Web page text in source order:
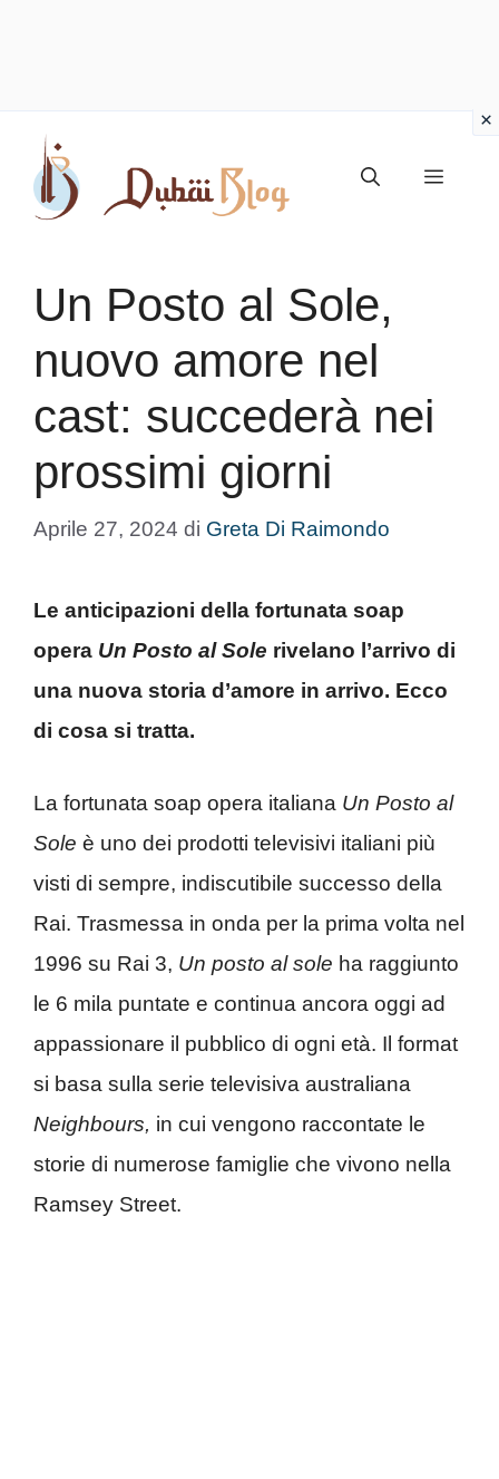
contenuto
Menu
Un Posto al Sole,
nuovo amore nel
cast: succederà nei
prossimi giorni
Aprile 27, 2024 di Greta Di Raimondo
Le anticipazioni della fortunata soap
opera Un Posto al Sole rivelano l’arrivo di
una nuova storia d’amore in arrivo. Ecco
di cosa si tratta.
La fortunata soap opera italiana Un Posto al
Sole è uno dei prodotti televisivi italiani più
visti di sempre, indiscutibile successo della
Rai. Trasmessa in onda per la prima volta nel
1996 su Rai 3, Un posto al sole ha raggiunto
le 6 mila puntate e continua ancora oggi ad
appassionare il pubblico di ogni età. Il format
si basa sulla serie televisiva australiana
Neighbours, in cui vengono raccontate le
storie di numerose famiglie che vivono nella
Ramsey Street.